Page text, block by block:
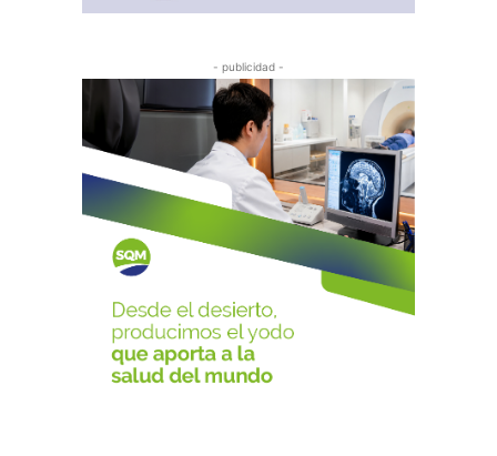
- publicidad -